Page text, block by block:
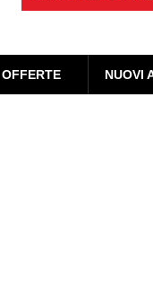
OFFERTE NUOVI